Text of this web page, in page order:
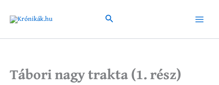
content
Search
Main
Tábori nagy trakta (1. rész)